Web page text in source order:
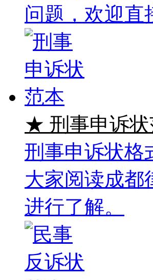
问题，欢迎直
★ 刑事申诉状
刑事申诉状格
大家阅读成都
进行了解。